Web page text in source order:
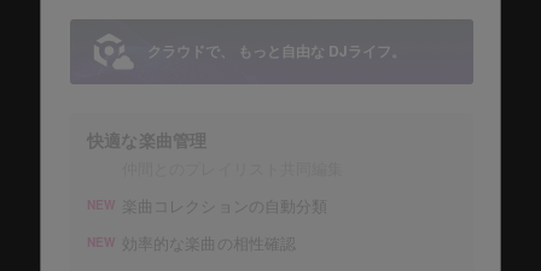
クラウドで、 もっと自由な DJライフ。
快適な楽曲管理
NEW 楽曲コレクションの自動分類
NEW 効率的な楽曲の相性確認